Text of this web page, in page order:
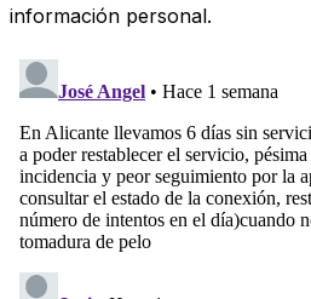
información personal.